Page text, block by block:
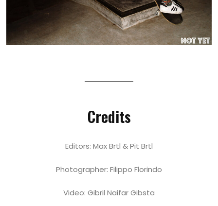
Credits
Editors: Max Brtl & Pit Brtl
Photographer: Filippo Florindo
Video: Gibril Naifar Gibsta